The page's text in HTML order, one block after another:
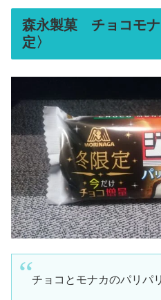
森永製菓 チョコモナ
定〉
チョコとモナカのパリパ